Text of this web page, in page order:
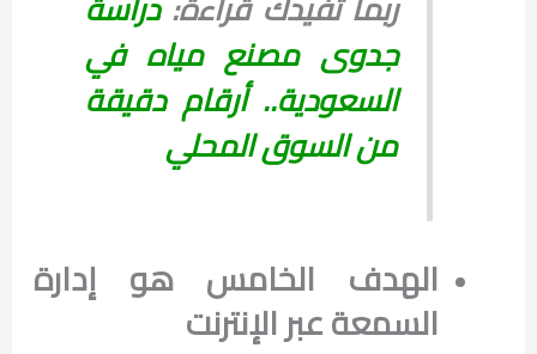
جدوى مصنع مياه في
السعودية.. أرقام دقيقة
من السوق المحلي
الهدف الخامس هو إدارة
السمعة عبر الإنترنت